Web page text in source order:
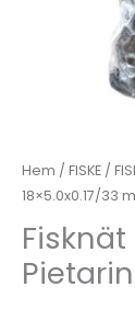
Hem / FISKE /
18×5.0x0.17/33
Fisknät